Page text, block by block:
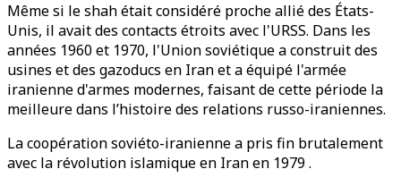
Même si le shah était considéré proche allié des États-
Unis, il avait des contacts étroits avec l'URSS. Dans les
années 1960 et 1970, l'Union soviétique a construit des
usines et des gazoducs en Iran et a équipé l'armée
iranienne d'armes modernes, faisant de cette période la
meilleure dans l’histoire des relations russo-iraniennes.
La coopération soviéto-iranienne a pris fin brutalement
avec la révolution islamique en Iran en 1979 .